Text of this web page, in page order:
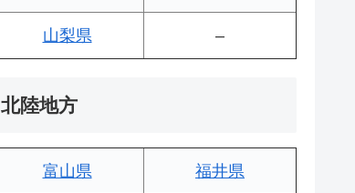
山梨県 –
北陸地方
富山県 福井県